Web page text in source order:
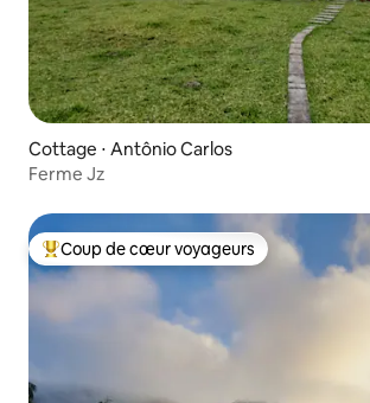
Cottage ⋅ Antônio Carlos
Ferme Jz
Coups de cœur voyageurs les plus
Coup de cœur voyageurs